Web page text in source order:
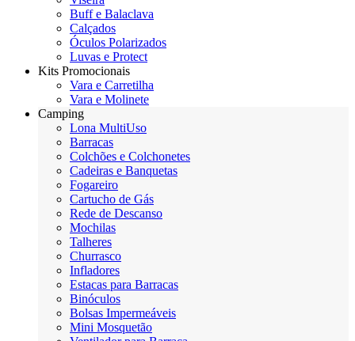
Buff e Balaclava
Calçados
Óculos Polarizados
Luvas e Protect
Kits Promocionais
Vara e Carretilha
Vara e Molinete
Camping
Lona MultiUso
Barracas
Colchões e Colchonetes
Cadeiras e Banquetas
Fogareiro
Cartucho de Gás
Rede de Descanso
Mochilas
Talheres
Churrasco
Infladores
Estacas para Barracas
Binóculos
Bolsas Impermeáveis
Mini Mosquetão